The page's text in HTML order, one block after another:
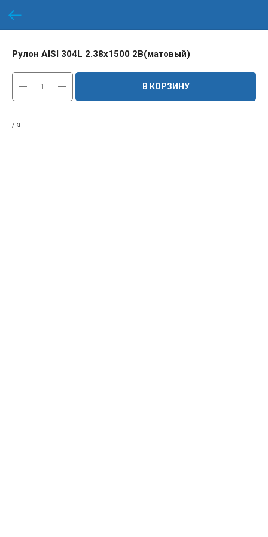
Рулон AISI 304L 2.38х1500 2B(матовый)
В КОРЗИНУ
/кг